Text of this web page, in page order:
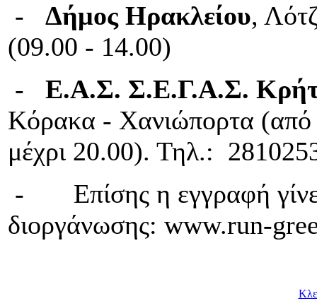
- Δήμος Ηρακλείου,
(09.00 - 14.00)
- Ε.Α.Σ. Σ.Ε.Γ.Α.Σ.
Κόρακα - Χανιώπορτα (από
μέχρι 20.00). Τηλ.:
- Επίσης η εγγραφή
διοργάνωσης: www.run-